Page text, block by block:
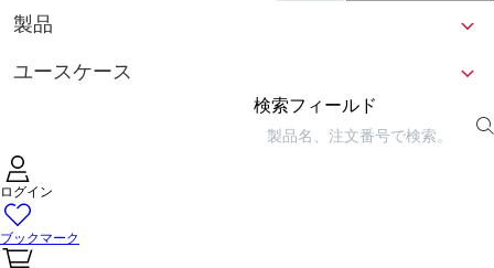
製品
ユースケース
検索フィールド
ログイン
ブックマーク